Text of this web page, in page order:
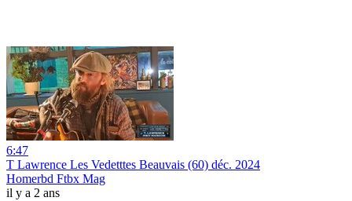
6:47
T Lawrence Les Vedetttes Beauvais (60) déc. 2024
Homerbd Ftbx Mag
il y a 2 ans